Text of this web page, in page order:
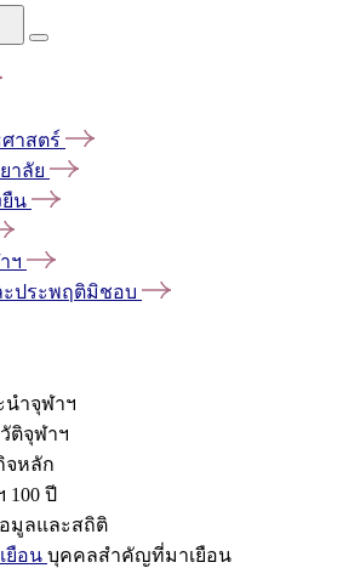
าสตร์
าลัย
น
ฯ
ะประพฤติมิชอบ
นำจุฬาฯ
ติจุฬาฯ
จหลัก
100 ปี
มูลและสถิติ
ยือน บุคคลสำคัญที่มาเยือน